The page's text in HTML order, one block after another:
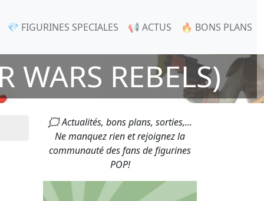
💎 FIGURINES SPECIALES 📢 ACTUS 🔥 BONS PLANS
WARS REBELS)
🗯 Actualités, bons plans, sorties,...
Ne manquez rien et rejoignez la
communauté des fans de figurines
POP!